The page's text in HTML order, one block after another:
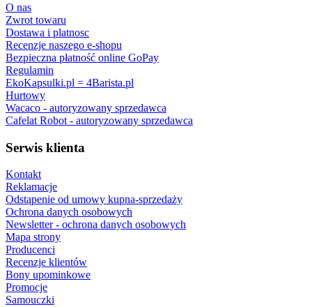
O nas
Zwrot towaru
Dostawa i platnosc
Recenzje naszego e-shopu
Bezpieczna płatność online GoPay
Regulamin
EkoKapsulki.pl = 4Barista.pl
Hurtowy
Wacaco - autoryzowany sprzedawca
Cafelat Robot - autoryzowany sprzedawca
Serwis klienta
Kontakt
Reklamacje
Odstąpenie od umowy kupna-sprzedaży
Ochrona danych osobowych
Newsletter - ochrona danych osobowych
Mapa strony
Producenci
Recenzje klientów
Bony upominkowe
Promocje
Samouczki